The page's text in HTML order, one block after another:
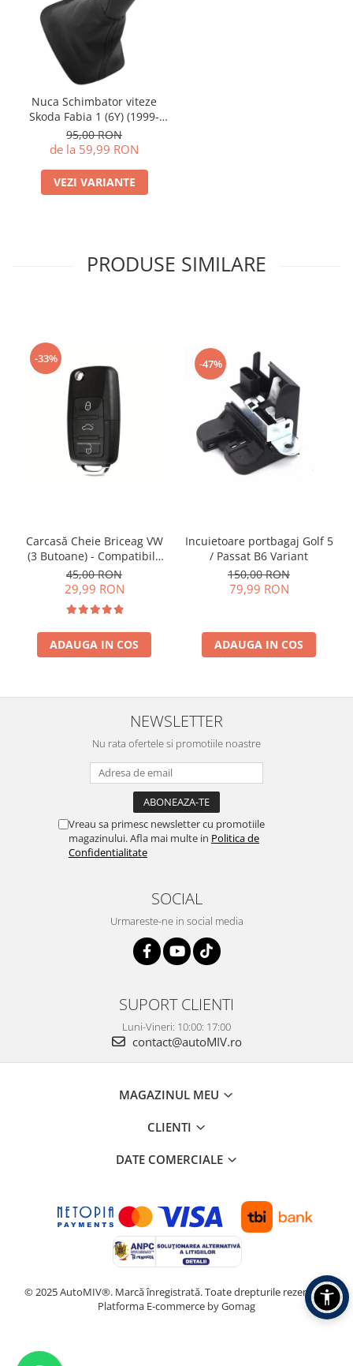
Nuca Schimbator viteze
Skoda Fabia 1 (6Y) (1999-
2007)
95,00 RON
de la 59,99 RON
VEZI VARIANTE
PRODUSE SIMILARE
-33%
Carcasă Cheie Briceag VW
(3 Butoane) - Compatibilă
Golf 5, Jetta, Touran etc
45,00 RON
29,99 RON
ADAUGA IN COS
-47%
Incuietoare portbagaj Golf 5
/ Passat B6 Variant
150,00 RON
79,99 RON
ADAUGA IN COS
NEWSLETTER
Nu rata ofertele si promotiile noastre
Vreau sa primesc newsletter cu promotiile
magazinului. Afla mai multe in Politica de
Confidentialitate
SOCIAL
Urmareste-ne in social media
SUPORT CLIENTI
Luni-Vineri: 10:00: 17:00
contact@autoMIV.ro
MAGAZINUL MEU
CLIENTI
DATE COMERCIALE
© 2025 AutoMIV®. Marcă înregistrată. Toate drepturile rezervate.
Platforma E-commerce by Gomag